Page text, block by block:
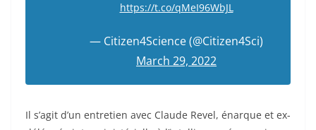
https://t.co/qMeI96WbJL
— Citizen4Science (@Citizen4Sci)
March 29, 2022
Il s’agit d’un entretien avec Claude Revel, énarque et ex-